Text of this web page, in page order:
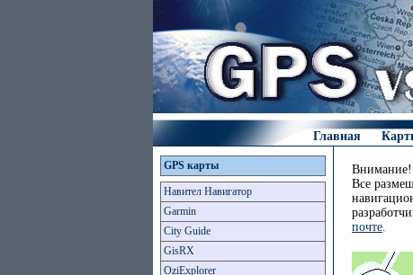
Главная
GPS карты
Навител Навигатор
Garmin
City Guide
GisRX
OziExplorer
Все
почте.